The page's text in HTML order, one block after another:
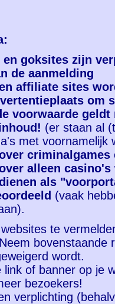
en goksites zijn
de aanmelding
affiliate sites
om
voorwaarde
(er staan al
met voornamelijk
alleen
als
(vaak
te
wordt.
link of banner op je
bezoekers!
verplichting